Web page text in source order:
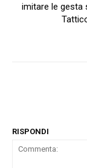
imitare le gesta
RISPONDI